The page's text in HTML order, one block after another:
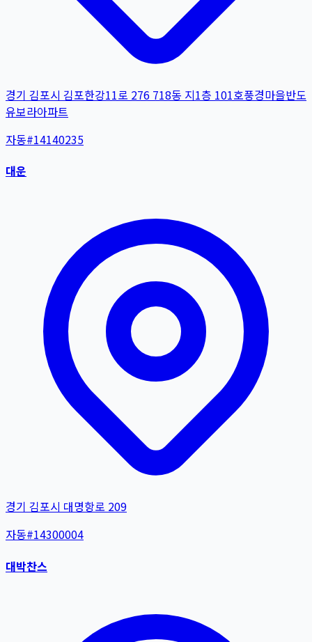
경기 김포시 김포한강11로 276 718동 지1층 101호풍경마을반도
유보라아파트
자동#14140235
대운
경기 김포시 대명항로 209
자동#14300004
대박찬스